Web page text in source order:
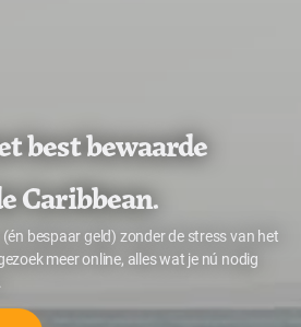
best bewaarde
Caribbean.
bespaar geld) zonder de stress van het
meer online, alles wat je nú nodig